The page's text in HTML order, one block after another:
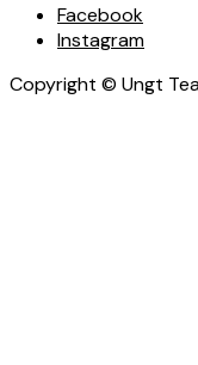
Facebook
Instagram
Copyright © Ungt